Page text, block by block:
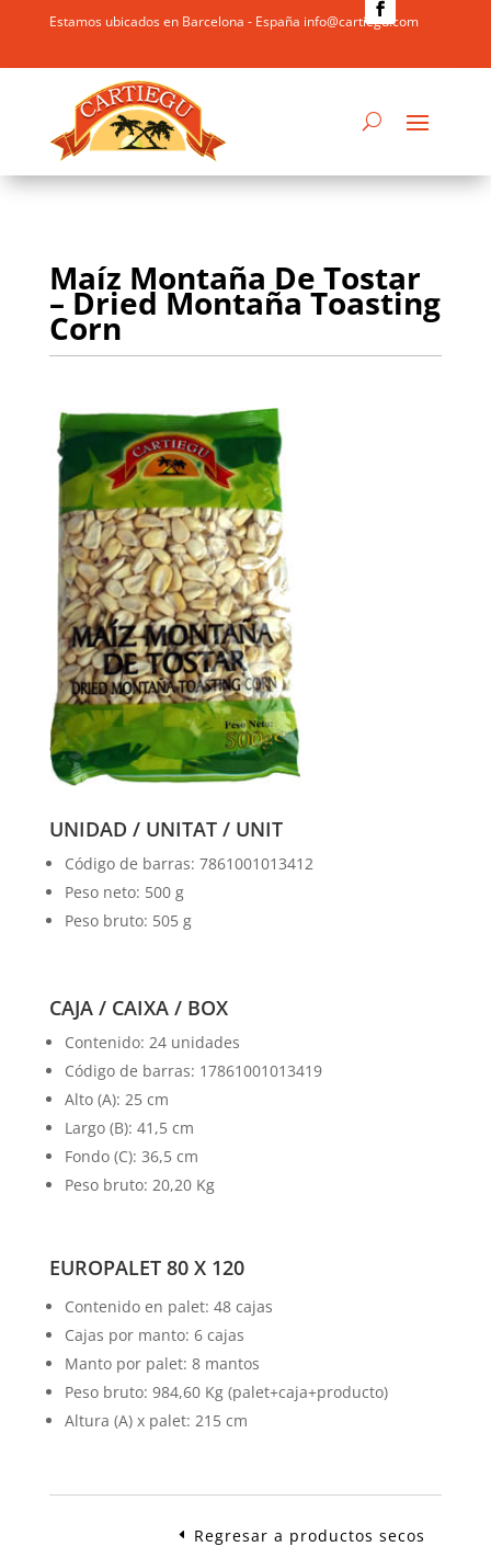
Estamos ubicados en Barcelona - España info@cartiegu.com
Maíz Montaña De Tostar
– Dried Montaña Toasting
Corn
UNIDAD / UNITAT / UNIT
Código de barras: 7861001013412
Peso neto: 500 g
Peso bruto: 505 g
CAJA / CAIXA / BOX
Contenido: 24 unidades
Código de barras: 17861001013419
Alto (A): 25 cm
Largo (B): 41,5 cm
Fondo (C): 36,5 cm
Peso bruto: 20,20 Kg
EUROPALET 80 X 120
Contenido en palet: 48 cajas
Cajas por manto: 6 cajas
Manto por palet: 8 mantos
Peso bruto: 984,60 Kg (palet+caja+producto)
Altura (A) x palet: 215 cm
Regresar a productos secos